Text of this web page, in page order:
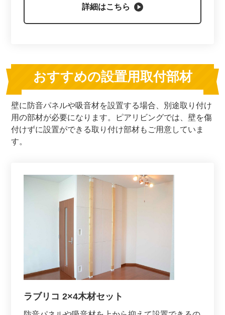
詳細はこちら
おすすめの設置用取付部材
壁に防音パネルや吸音材を設置する場合、別途取り付け
用の部材が必要になります。ピアリビングでは、壁を傷
付けずに設置ができる取り付け部材もご用意していま
す。
ラブリコ 2×4木材セット